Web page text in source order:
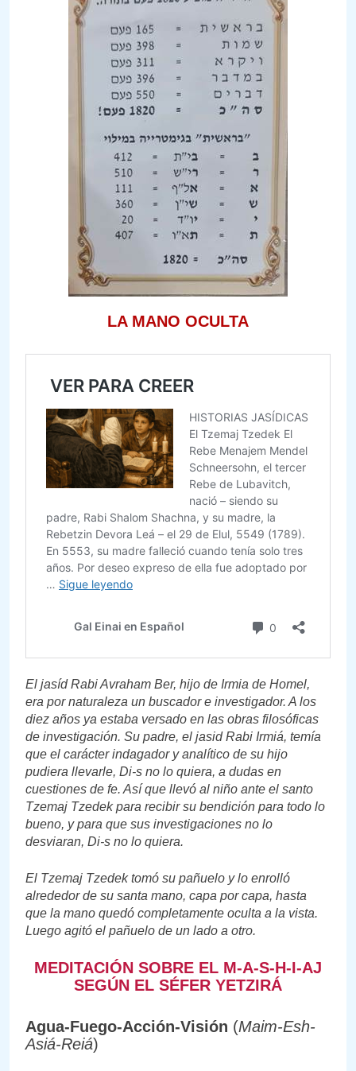
LA MANO OCULTA
El jasíd Rabi Avraham Ber, hijo de Irmia de Homel,
era por naturaleza un buscador e investigador. A los
diez años ya estaba versado en las obras filosóficas
de investigación. Su padre, el jasid Rabi Irmiá, temía
que el carácter indagador y analítico de su hijo
pudiera llevarle, Di-s no lo quiera, a dudas en
cuestiones de fe. Así que llevó al niño ante el santo
Tzemaj Tzedek para recibir su bendición para todo lo
bueno, y para que sus investigaciones no lo
desviaran, Di-s no lo quiera.
El Tzemaj Tzedek tomó su pañuelo y lo enrolló
alrededor de su santa mano, capa por capa, hasta
que la mano quedó completamente oculta a la vista.
Luego agitó el pañuelo de un lado a otro.
MEDITACIÓN SOBRE EL M-A-S-H-I-AJ
SEGÚN EL SÉFER YETZIRÁ
Agua-Fuego-Acción-Visión (Maim-Esh-
Asiá-Reiá)